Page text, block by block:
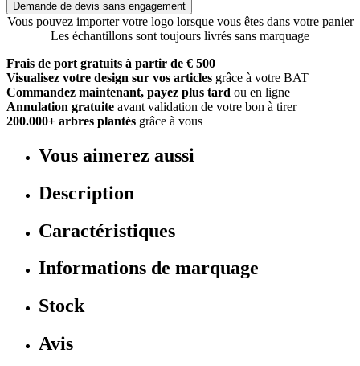
Demande de devis sans engagement
Vous pouvez importer votre logo lorsque vous êtes dans votre panier
Les échantillons sont toujours livrés sans marquage
Frais de port gratuits à partir de € 500
Visualisez votre design sur vos articles grâce à votre BAT
Commandez maintenant, payez plus tard ou en ligne
Annulation gratuite avant validation de votre bon à tirer
200.000+ arbres plantés grâce à vous
Vous aimerez aussi
Description
Caractéristiques
Informations de marquage
Stock
Avis